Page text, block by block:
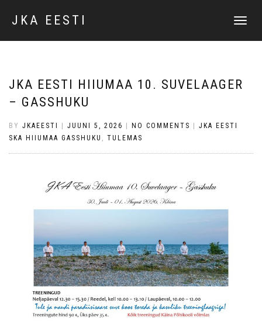
JKA EESTI
TOGGLE
JKA EESTI HIIUMAA 10. SUVELAAGER
– GASSHUKU
BY JKAEESTI JUUNI 5, 2026 NO COMMENTS
JKA EESTI
SKA HIIUMAA GASSHUKU , TULEMAS